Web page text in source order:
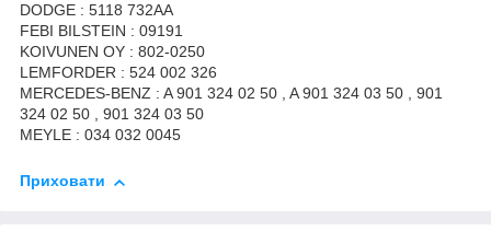
DODGE : 5118 732AA
FEBI BILSTEIN : 09191
KOIVUNEN OY : 802-0250
LEMFORDER : 524 002 326
MERCEDES-BENZ : A 901 324 02 50 , A 901 324 03 50 , 901
324 02 50 , 901 324 03 50
MEYLE : 034 032 0045
Приховати